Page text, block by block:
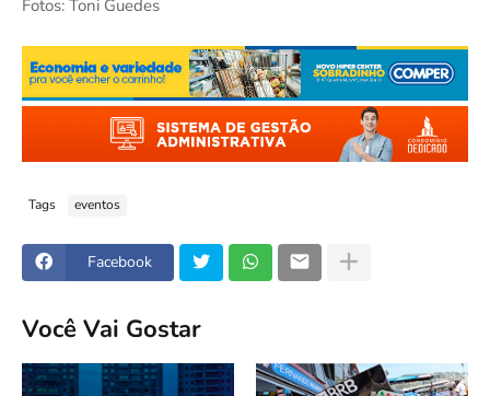
Fotos: Toni Guedes
Tags eventos
Facebook
Você Vai Gostar